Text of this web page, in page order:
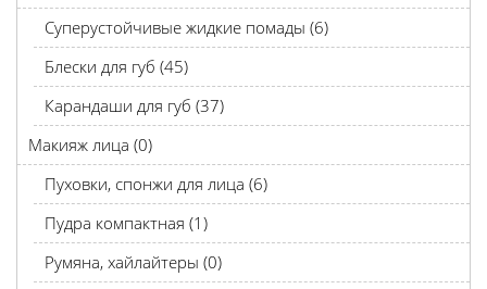
Суперустойчивые жидкие помады (6)
Блески для губ (45)
Карандаши для губ (37)
Макияж лица (0)
Пуховки, спонжи для лица (6)
Пудра компактная (1)
Румяна, хайлайтеры (0)